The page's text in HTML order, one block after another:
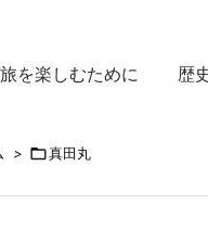
旅を楽しむために 歴
> 真田丸